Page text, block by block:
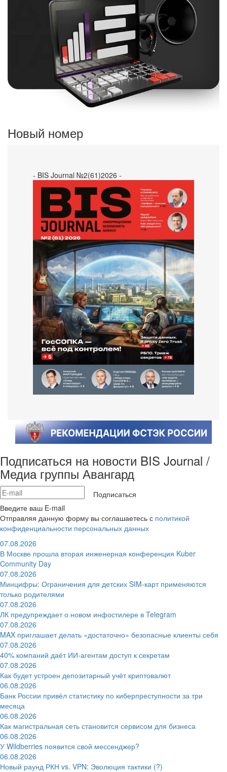
Новый номер
- BIS Journal №2(61)2026 -
Подписаться на новости BIS Journal /
Медиа группы Авангард
Подписаться
Введите ваш E-mail
Отправляя данную форму вы соглашаетесь с политикой
конфиденциальности персональных данных
07.08.2026
В Москве прошла вторая инженерная конференция Kuber
Community Day
07.08.2026
Минцифры: Ограничения для детских SIM-карт применяются
только родителями
07.08.2026
ЛК предупреждает о новом инфостилере в Telegram
07.08.2026
MAX приглашает делать «достаточно» безопасные клиенты себя
07.08.2026
40% компаний даёт ИИ‑агентам доступ к секретам
07.08.2026
Как будет устроен депозитарный учёт криптовалют
06.08.2026
Банк России привёл статистику по киберпреступности за три
месяца
06.08.2026
Как магистральная сеть становится сервисом для бизнеса
06.08.2026
У Wildberries появится свой мессенджер?
06.08.2026
Новый раунд РКН vs. VPN: Эволюция тактики (?)